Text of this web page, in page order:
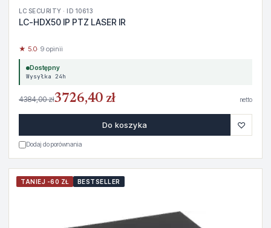
LC SECURITY · ID 10613
LC-HDX50 IP PTZ LASER IR
★ 5.0· 9 opinii
Dostępny
Wysyłka 24h
4384,00 zł3726,40 zł netto
Do koszyka ♡
Dodaj do porównania
TANIEJ -60 ZŁ BESTSELLER